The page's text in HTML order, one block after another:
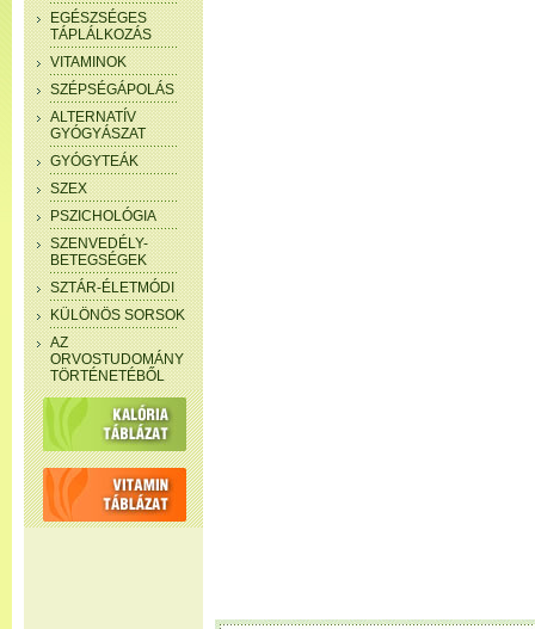
EGÉSZSÉGES
TÁPLÁLKOZÁS
VITAMINOK
SZÉPSÉGÁPOLÁS
ALTERNATÍV
GYÓGYÁSZAT
GYÓGYTEÁK
SZEX
PSZICHOLÓGIA
SZENVEDÉLY-
BETEGSÉGEK
SZTÁR-ÉLETMÓDI
KÜLÖNÖS SORSOK
AZ
ORVOSTUDOMÁNY
TÖRTÉNETÉBŐL